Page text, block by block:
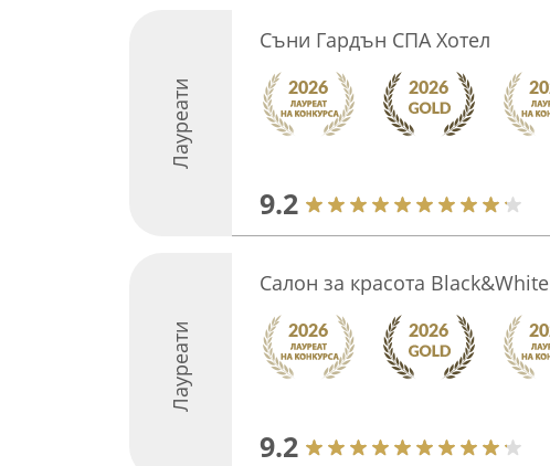
Лауреати
Съни Гардън СПА Хотел
9.2
Лауреати
Салон за красота Black&White
9.2